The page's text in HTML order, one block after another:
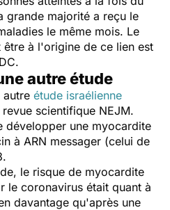
grande majorité a reçu le
le même mois. Le
à l'origine de ce lien est
autre étude
autre étude israélienne
scientifique NEJM.
développer une myocardite
à ARN messager (celui de
le risque de myocardite
le coronavirus était quant à
davantage qu'après une